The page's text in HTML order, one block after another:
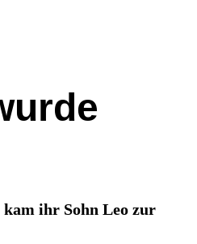
ihr Sohn Leo zur